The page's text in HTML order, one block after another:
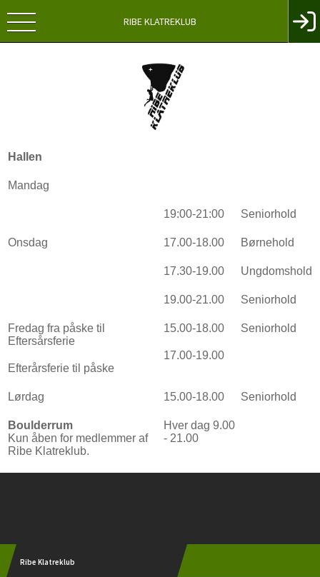
RIBE KLATREKLUB
Hallen
Mandag
19:00-21:00 Seniorhold
Onsdag 17.00-18.00 Børnehold
17.30-19.00 Ungdomshold
19.00-21.00 Seniorhold
Fredag fra påske til
Eftersårsferie
Efterårsferie til påske
15.00-18.00
17.00-19.00
Seniorhold
Lørdag 15.00-18.00 Seniorhold
Boulderrum
Kun åben for medlemmer af
Ribe Klatreklub.
Hver dag 9.00
- 21.00
Ribe Klatreklub